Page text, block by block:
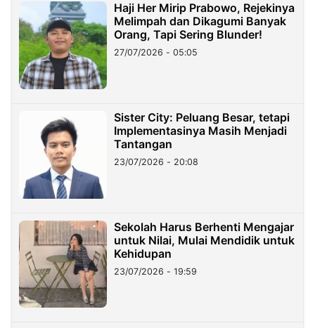
Haji Her Mirip Prabowo, Rejekinya
Melimpah dan Dikagumi Banyak
Orang, Tapi Sering Blunder!
27/07/2026 - 05:05
Sister City: Peluang Besar, tetapi
Implementasinya Masih Menjadi
Tantangan
23/07/2026 - 20:08
Sekolah Harus Berhenti Mengajar
untuk Nilai, Mulai Mendidik untuk
Kehidupan
23/07/2026 - 19:59